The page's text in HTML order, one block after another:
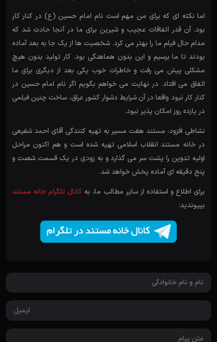
اما نکته ای که برای من مهم است نام امام حسین (ع) در کنار کار
بود. آن قدر اتفاقات عجیب و شیرین برای ما در آنجا حادث شد که
مدام حال فیلم ما را بهتر می کرد. شخصیت ها از یک جا به بعد آماده
بودند تا ما برسیم و این بدون هماهنگی بود. کار تولید بدون هیچ
مشکلی پیش می رفت و خاطرات خوب یکی بعد از دیگری برای ما
اتفاق می افتاد. در نهایت می خواهم بگویم اگر نام امام حسین در
کنار کار نبود واقعا در آن شرایط دشوار کشور عراق، ساخت چنین فیلمی
در یازده روز امکان پذیر نبود.
نشاطی افزود: مستند هفت مسیر به تهیه کنندگی آقای احمد شفیعی
در خانه مستند انقلاب اسلامی تهیه شده است و هم اکنون مراحل
اولیه تدوین را پشت سر می گذارد و به زودی در یک قسمت شصت و
پنج دقیقه ای آماده پخش خواهد شد.
برای اطلاع و استفاده از سایر مطالب ما، به کانال تلگرام خانه مستند
بپیوندید: